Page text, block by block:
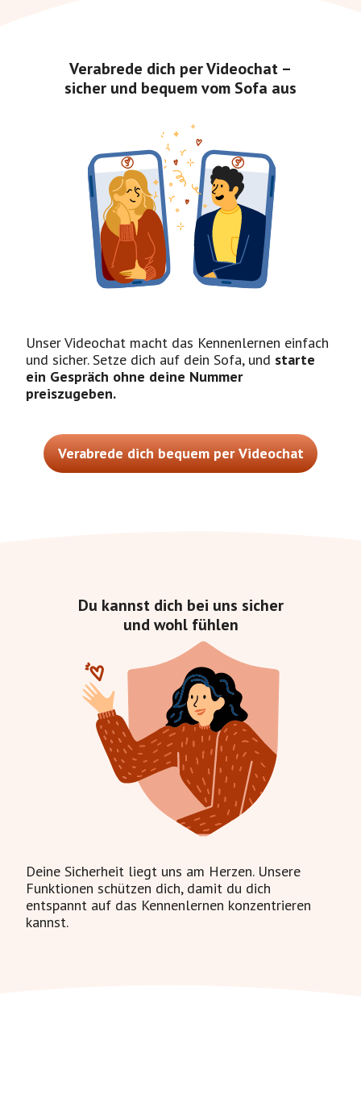
Verabrede dich per Videochat –
sicher und bequem vom Sofa aus
Unser Videochat macht das Kennenlernen einfach
und sicher. Setze dich auf dein Sofa, und starte
ein Gespräch ohne deine Nummer
preiszugeben.
Verabrede dich bequem per Videochat
Du kannst dich bei uns sicher
und wohl fühlen
Deine Sicherheit liegt uns am Herzen. Unsere
Funktionen schützen dich, damit du dich
entspannt auf das Kennenlernen konzentrieren
kannst.